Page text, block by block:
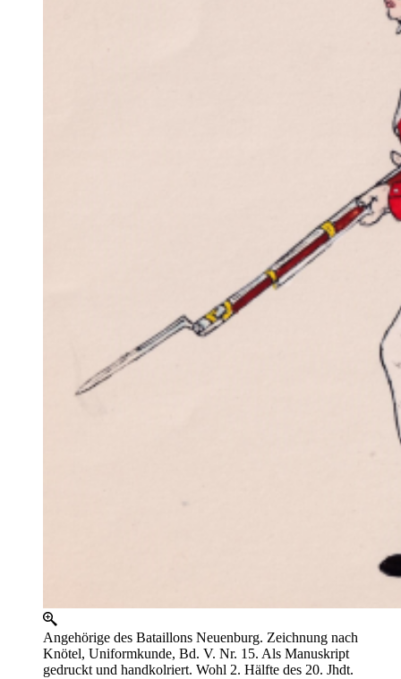
Angehörige des Bataillons Neuenburg. Zeichnung nach
Knötel, Uniformkunde, Bd. V. Nr. 15. Als Manuskript
gedruckt und handkolriert. Wohl 2. Hälfte des 20. Jhdt.